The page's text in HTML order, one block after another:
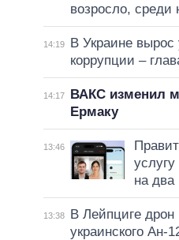
возросло, среди
14:19
В Украине вырос
коррупции –
14:17
ВАКС изменил
Ермаку
13:46
на два
13:38
В Лейпциге дрон
украинского